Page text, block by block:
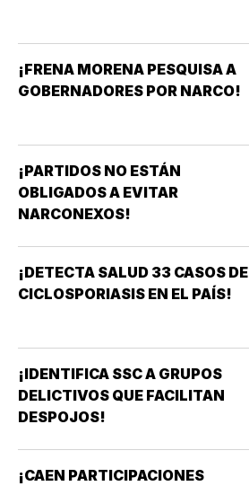
¡FRENA MORENA PESQUISA A
GOBERNADORES POR NARCO!
¡PARTIDOS NO ESTÁN
OBLIGADOS A EVITAR
NARCONEXOS!
¡DETECTA SALUD 33 CASOS DE
CICLOSPORIASIS EN EL PAÍS!
¡IDENTIFICA SSC A GRUPOS
DELICTIVOS QUE FACILITAN
DESPOJOS!
¡CAEN PARTICIPACIONES